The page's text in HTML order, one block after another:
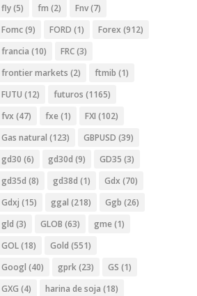
fly(5) fm (2) Fnv(7)
Fomc(9) FORD (1) Forex (912)
francia (10) FRC(3)
frontier markets (2) ftmib (1)
FUTU (12) futuros (1165)
fvx (47) fxe (1) FXI (102)
Gas natural (123) GBPUSD (39)
gd30 (6) gd30d (9) GD35 (3)
gd35d (8) gd38d (1) Gdx (70)
Gdxj (15) ggal (218) Ggb (26)
gld (3) GLOB (63) gme (1)
GOL(18) Gold (551)
Googl (40) gprk(23) GS (1)
GXG (4) harina de soja (18)